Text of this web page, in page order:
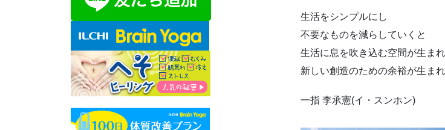
生活をシンプルにし
不要なものを減らしていくと
生活に息を吹き込む空間が生まれ
新しい創造のための余裕が生まれ
一指 李承憲(イ・スンホン)